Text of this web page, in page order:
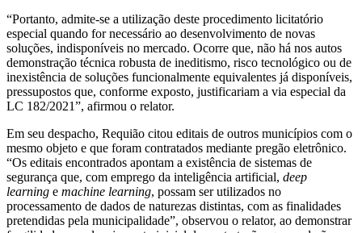
“Portanto, admite-se a utilização deste procedimento licitatório
especial quando for necessário ao desenvolvimento de novas
soluções, indisponíveis no mercado. Ocorre que, não há nos autos
demonstração técnica robusta de ineditismo, risco tecnológico ou de
inexistência de soluções funcionalmente equivalentes já disponíveis,
pressupostos que, conforme exposto, justificariam a via especial da
LC 182/2021”, afirmou o relator.
Em seu despacho, Requião citou editais de outros municípios com o
mesmo objeto e que foram contratados mediante pregão eletrônico.
“Os editais encontrados apontam a existência de sistemas de
segurança que, com emprego da inteligência artificial, deep
learning e machine learning, possam ser utilizados no
processamento de dados de naturezas distintas, com as finalidades
pretendidas pela municipalidade”, observou o relator, ao demonstrar